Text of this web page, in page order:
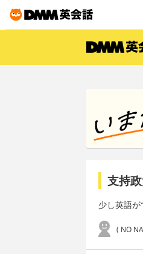
支持
少し英語
( NO